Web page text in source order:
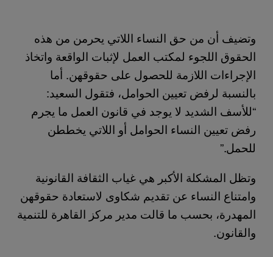
وتضيف أن من حق النساء اللاتي يحرمن من هذه
الحقوق اللجوء لمكتب العمل لإثبات الواقعة واتخاذ
الإجراءات اللازمة للحصول على حقوقهن. أما
بالنسبة لرفض تعيين الحوامل، فتقول السعيد:
“للأسف الشديد لا يوجد في قانون العمل ما يجرم
رفض تعيين النساء الحوامل أو اللاتي يخططن
للحمل.”
وتظل المشكلة الأكبر هي غياب الثقافة القانونية
وامتناع النساء عن تقديم شكاوى لاستعادة حقوقهن
المهدرة، بحسب ما قالت مدير مركز القاهرة للتنمية
والقانون.